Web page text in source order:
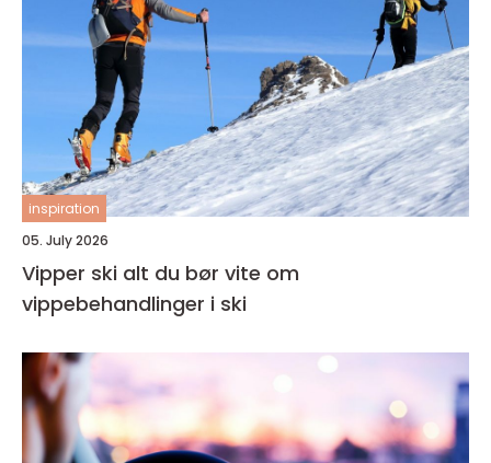
inspiration
05. July 2026
Vipper ski alt du bør vite om
vippebehandlinger i ski